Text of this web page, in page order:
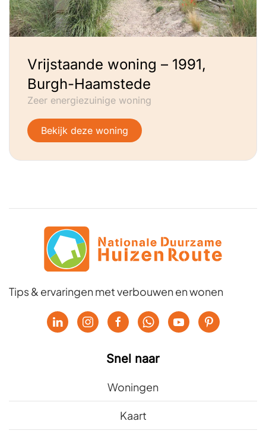
Vrijstaande woning – 1991,
Burgh-Haamstede
Zeer energiezuinige woning
Bekijk deze woning
Tips & ervaringen met verbouwen en wonen
Snel naar
Woningen
Kaart